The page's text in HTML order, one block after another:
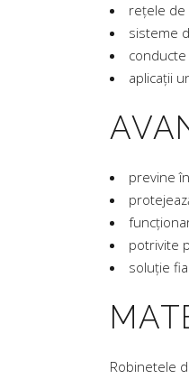
rețele de
sisteme
aplicații
previne
potrivite
soluție
Robinetele